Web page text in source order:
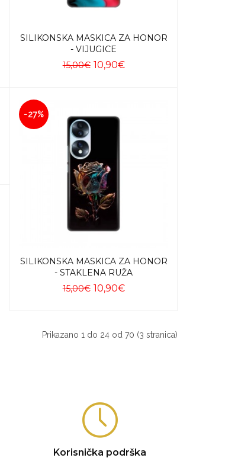
SILIKONSKA MASKICA ZA HONOR
- VIJUGICE
15,00€ 10,90€
-27%
SILIKONSKA MASKICA ZA HONOR
- STAKLENA RUŽA
15,00€ 10,90€
Prikazano 1 do 24 od 70 (3 stranica)
Korisnička podrška